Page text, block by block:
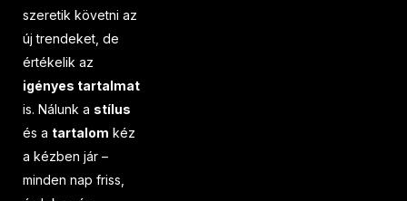
szeretik követni az
új trendeket, de
értékelik az
igényes tartalmat
is. Nálunk a stílus
és a tartalom kéz
a kézben jár –
minden nap friss,